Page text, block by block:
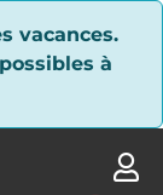
vacances.
à